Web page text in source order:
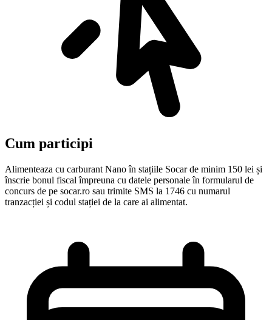
Cum participi
Alimenteaza cu carburant Nano în stațiile Socar de minim 150 lei și
înscrie bonul fiscal împreuna cu datele personale în formularul de
concurs de pe socar.ro sau trimite SMS la 1746 cu numarul
tranzacției și codul stației de la care ai alimentat.